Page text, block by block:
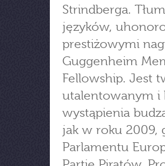
Strindberga.
języków,
prestiżowymi
Guggenheim
Fellowship. Jest
utalentowanym i
wystąpienia
jak w roku 2009,
Parlamentu